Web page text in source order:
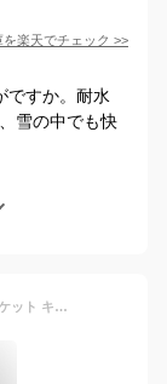
を楽天でチェック >>
ですか。耐水
雪の中でも快
【BF限定クーポン配布中】 スキーウェア ジャケット キッズ 上 単品 スノーボードウェア スノーウェア ジュニア 男の子 女の子 子供 子ども こども 120 130 140 150 160 雪遊び スキー ソリ スノーボード スノボ スノボー スノー ウェア 送料無料 2025-2026 新作